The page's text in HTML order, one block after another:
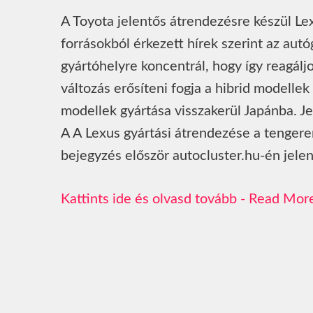
A Toyota jelentős átrendezésre készül
forrásokból érkezett hírek szerint az
gyártóhelyre koncentrál, hogy így
változás erősíteni fogja a hibrid
modellek gyártása visszakerül Japánba.
A A Lexus gyártási átrendezése a
bejegyzés először autocluster.hu-én
Read